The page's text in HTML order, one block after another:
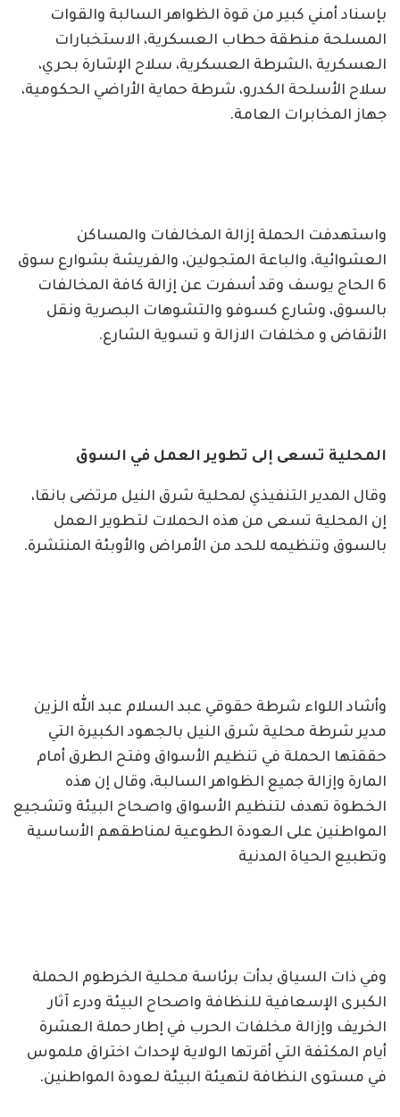
بإسناد أمني كبير من قوة الظواهر السالبة والقوات
المسلحة منطقة حطاب العسكرية، الاستخبارات
العسكرية ،الشرطة العسكرية، سلاح الإشارة بحري،
سلاح الأسلحة الكدرو، شرطة حماية الأراضي الحكومية،
جهاز المخابرات العامة.
واستهدفت الحملة إزالة المخالفات والمساكن
العشوائية، والباعة المتجولين، والفريشة بشوارع سوق
6 الحاج يوسف وقد أسفرت عن إزالة كافة المخالفات
بالسوق، وشارع كسوفو والتشوهات البصرية ونقل
الأنقاض و مخلفات الازالة و تسوية الشارع.
المحلية تسعى إلى تطوير العمل في السوق
وقال المدير التنفيذي لمحلية شرق النيل مرتضى بانقا،
إن المحلية تسعى من هذه الحملات لتطوير العمل
بالسوق وتنظيمه للحد من الأمراض والأوبئة المنتشرة.
وأشاد اللواء شرطة حقوقي عبد السلام عبد الله الزين
مدير شرطة محلية شرق النيل بالجهود الكبيرة التي
حققتها الحملة في تنظيم الأسواق وفتح الطرق أمام
المارة وإزالة جميع الظواهر السالبة، وقال إن هذه
الخطوة تهدف لتنظيم الأسواق واصحاح البيئة وتشجيع
المواطنين على العودة الطوعية لمناطقهم الأساسية
وتطبيع الحياة المدنية
وفي ذات السياق بدأت برئاسة محلية الخرطوم الحملة
الكبرى الإسعافية للنظافة واصحاح البيئة ودرء آثار
الخريف وإزالة مخلفات الحرب في إطار حملة العشرة
أيام المكثفة التي أقرتها الولاية لإحداث اختراق ملموس
في مستوى النظافة لتهيئة البيئة لعودة المواطنين.